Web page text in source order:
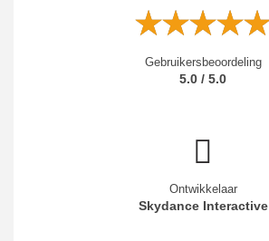
Gebruikersbeoordeling
5.0 / 5.0
Ontwikkelaar
Skydance Interactive